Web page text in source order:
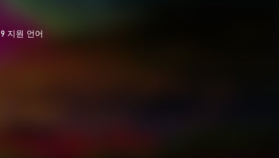
9 지원 언어